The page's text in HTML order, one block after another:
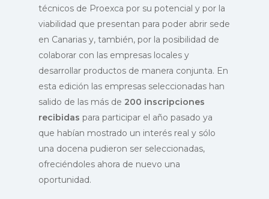
técnicos de Proexca por su potencial y por la
viabilidad que presentan para poder abrir sede
en Canarias y, también, por la posibilidad de
colaborar con las empresas locales y
desarrollar productos de manera conjunta. En
esta edición las empresas seleccionadas han
salido de las más de 200 inscripciones
recibidas para participar el año pasado ya
que habían mostrado un interés real y sólo
una docena pudieron ser seleccionadas,
ofreciéndoles ahora de nuevo una
oportunidad.